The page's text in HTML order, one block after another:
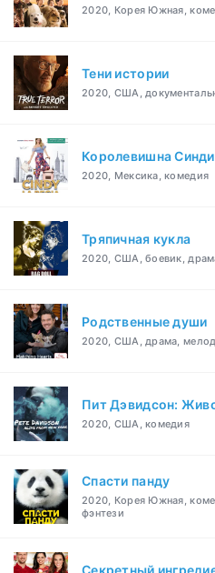
2020, Корея Южная,
Тени истории
2020, США,
Королевишна Синди
2020, Мексика, комедия
Тряпичная кукла
2020, США, боевик,
Родственные души
2020, США, драма,
Пит Дэвидсон:
2020, США, комедия
Спасти панду
2020, Корея Южная,
фэнтези